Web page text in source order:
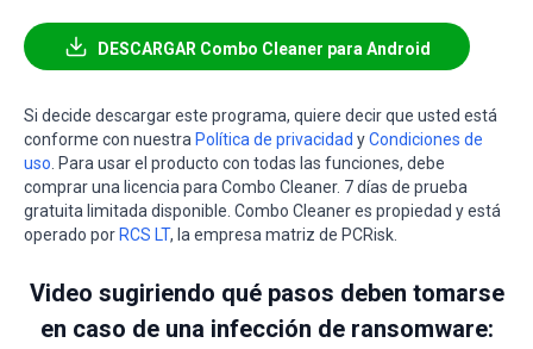
DESCARGAR Combo Cleaner para Android
Si decide descargar este programa, quiere decir que usted está
conforme con nuestra Política de privacidad yCondiciones de
uso. Para usar el producto con todas las funciones, debe
comprar una licencia para Combo Cleaner. 7 días de prueba
gratuita limitada disponible. Combo Cleaner es propiedad y está
operado por RCS LT, la empresa matriz de PCRisk.
Video sugiriendo qué pasos deben tomarse
en caso de una infección de ransomware: